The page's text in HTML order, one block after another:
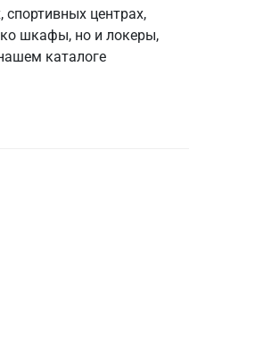
центрах,
шкафы, но и локеры,
каталоге